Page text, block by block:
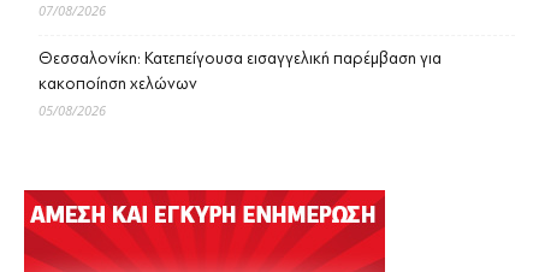
07/08/2026
Θεσσαλονίκη: Κατεπείγουσα εισαγγελική παρέμβαση για
κακοποίηση χελώνων
05/08/2026